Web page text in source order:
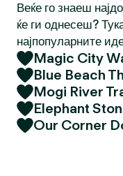
Веќе го знаеш
ќе ги однесеш?
најпопуларните
Magic City
Blue Beach
Mogi River
Elephant
Our Corner